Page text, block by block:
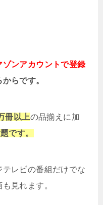
ゾンアカウントで登録
らです。
冊以上の品揃えに加
です。
テレビの番組だけでな
見れます。